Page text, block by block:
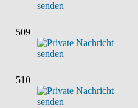
509
510